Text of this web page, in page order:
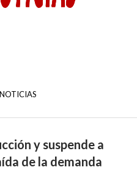
NOTICIAS
y suspende a
de la demanda